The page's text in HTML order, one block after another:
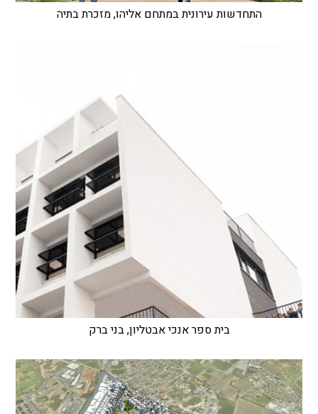
התחדשות עירונית במתחם אליהו, מזכרת בתיה
בית ספר אנכי אבטליון, בני ברק